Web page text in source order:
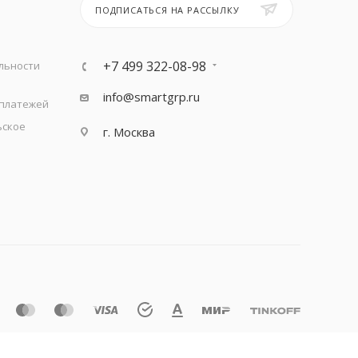
ПОДПИСАТЬСЯ НА РАССЫЛКУ
+7 499 322-08-98
info@smartgrp.ru
г. Москва